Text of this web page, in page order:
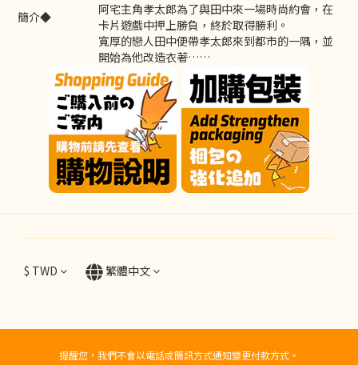
簡介◆
阿宅主角孝太郎為了與田中來一場時尚約會，在
卡片遊戲中押上勝負，終於取得勝利。
寬厚的戀人田中便帶孝太郎來到都市的一隅，並
開始為他改造衣著……
$ TWD 繁體中文
提醒您，我們不會以電話或簡訊方式通知變更付款方式。